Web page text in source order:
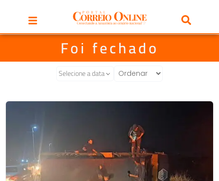
Foi fechado
Selecione a data